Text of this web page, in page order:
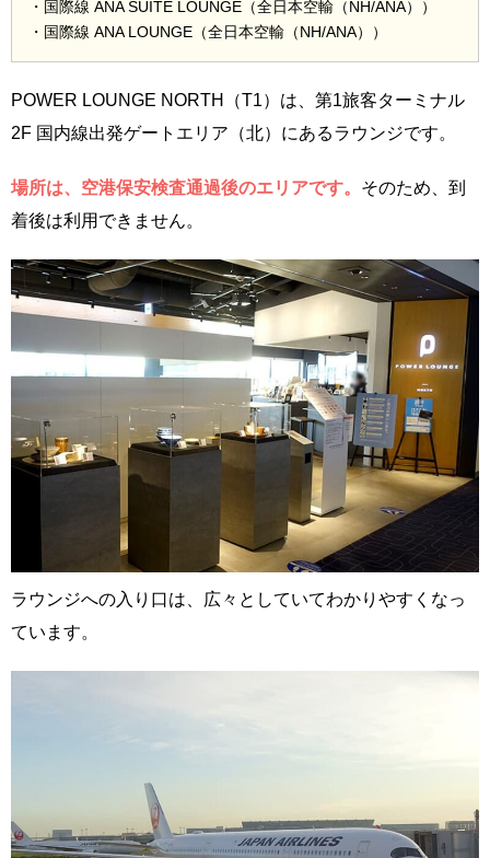
・国際線 ANA SUITE LOUNGE（全日本空輸（NH/ANA））
・国際線 ANA LOUNGE（全日本空輸（NH/ANA））
POWER LOUNGE NORTH（T1）は、第1旅客ターミナル
2F 国内線出発ゲートエリア（北）にあるラウンジです。
場所は、空港保安検査通過後のエリアです。 そのため、到
着後は利用できません。
ラウンジへの入り口は、広々としていてわかりやすくなっ
ています。